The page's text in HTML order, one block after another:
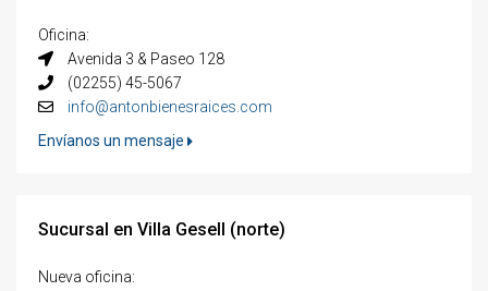
Oficina:
Avenida 3 & Paseo 128
(02255) 45-5067
info@antonbienesraices.com
Envíanos un mensaje
Sucursal en Villa Gesell (norte)
Nueva oficina: